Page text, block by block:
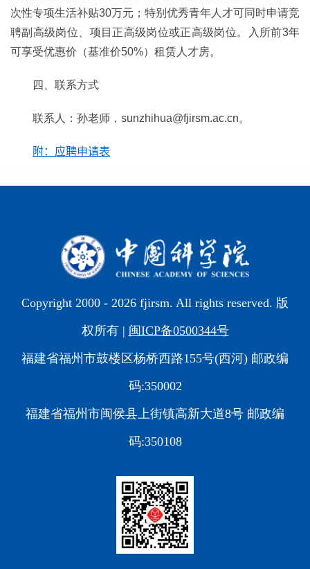
次性专项生活补贴30万元；特别优秀青年人才可同时申请竞
聘副高级岗位、项目正高级岗位或正高级岗位。入所前3年
可享受优惠价（基准价50%）租赁人才房。
四、联系方式
联系人：孙老师，sunzhihua@fjirsm.ac.cn。
附：应聘申请表
Copyright 2000 - 2026 fjirsm. All rights reserved. 版
权所有 | 闽ICP备0500344号
福建省福州市鼓楼区杨桥西路155号(西河) 邮政编
码:350002
福建省福州市闽侯县上街镇高新大道8号 邮政编
码:350108